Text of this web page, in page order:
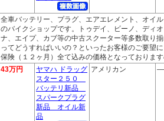
全車バッテリー、プラグ、エアエレメント、オイ
のバイクショップです。トゥデイ、ビーノ、ディ
ナ、エイプ、カブ等の中古スクーター等多数取り
ってどうすればいいの？といったお客様のご要望
保険（１２ヶ月）全て込みの価格となっておりま
43万円
ヤマハ ドラッグ
スター２５０
バッテリ新品
スパークプラグ
新品 オイル新
品
アメリカン ―